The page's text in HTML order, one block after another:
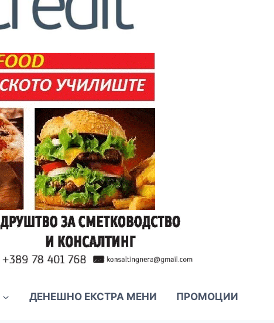
ДЕНЕШНО ЕКСТРА МЕНИ ПРОМОЦИИ